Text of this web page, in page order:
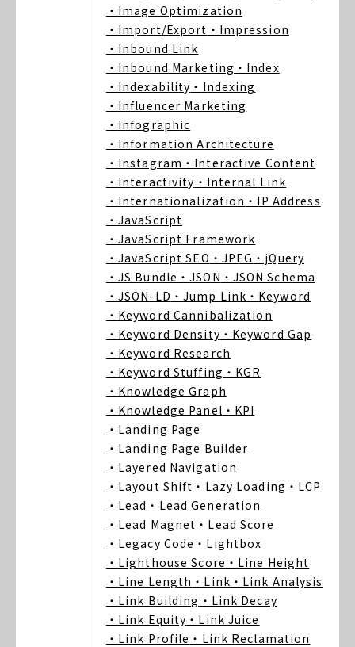
・Image Optimization
・Import/Export ・Impression
・Inbound Link
・Inbound Marketing ・Index
・Indexability ・Indexing
・Influencer Marketing
・Infographic
・Information Architecture
・Instagram ・Interactive Content
・Interactivity ・Internal Link
・Internationalization ・IP Address
・JavaScript
・JavaScript Framework
・JavaScript SEO ・JPEG ・jQuery
・JS Bundle ・JSON ・JSON Schema
・JSON-LD ・Jump Link ・Keyword
・Keyword Cannibalization
・Keyword Density ・Keyword Gap
・Keyword Research
・Keyword Stuffing ・KGR
・Knowledge Graph
・Knowledge Panel ・KPI
・Landing Page
・Landing Page Builder
・Layered Navigation
・Layout Shift ・Lazy Loading ・LCP
・Lead ・Lead Generation
・Lead Magnet ・Lead Score
・Legacy Code ・Lightbox
・Lighthouse Score ・Line Height
・Line Length ・Link ・Link Analysis
・Link Building ・Link Decay
・Link Equity ・Link Juice
・Link Profile ・Link Reclamation